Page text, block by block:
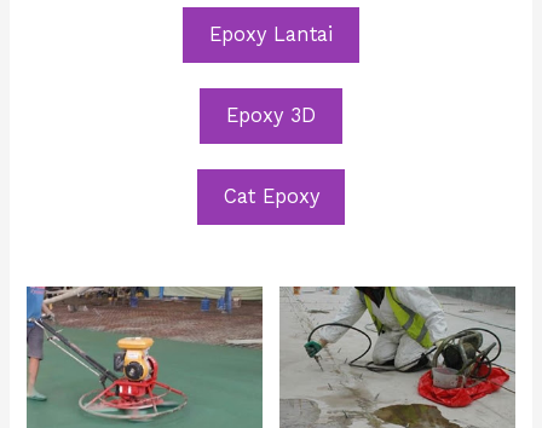
Epoxy Lantai
Epoxy 3D
Cat Epoxy